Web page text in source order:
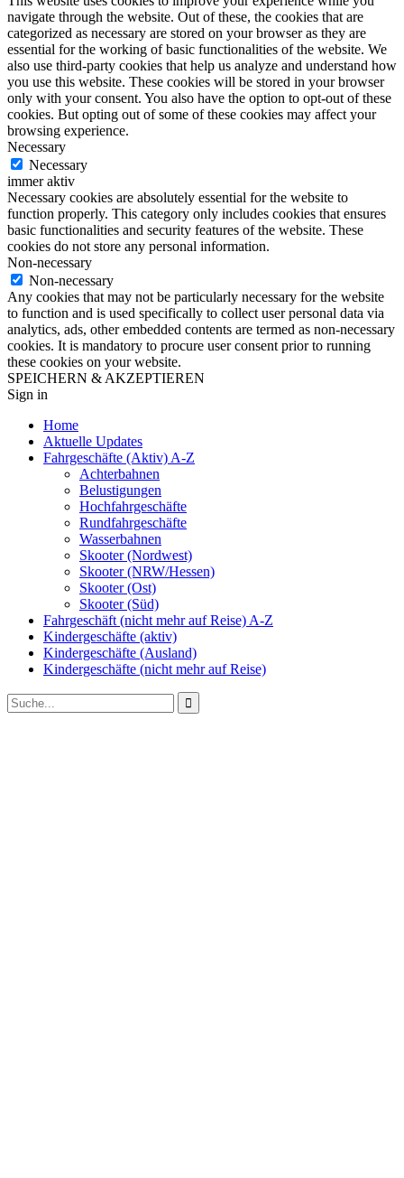
navigate through the website. Out of these, the cookies that are
categorized as necessary are stored on your browser as they are
essential for the working of basic functionalities of the website. We
also use third-party cookies that help us analyze and understand how
you use this website. These cookies will be stored in your browser
only with your consent. You also have the option to opt-out of these
cookies. But opting out of some of these cookies may affect your
browsing experience.
Necessary
Necessary
immer aktiv
Necessary cookies are absolutely essential for the website to
function properly. This category only includes cookies that ensures
basic functionalities and security features of the website. These
cookies do not store any personal information.
Non-necessary
Non-necessary
Any cookies that may not be particularly necessary for the website
to function and is used specifically to collect user personal data via
analytics, ads, other embedded contents are termed as non-necessary
cookies. It is mandatory to procure user consent prior to running
these cookies on your website.
SPEICHERN & AKZEPTIEREN
Sign in
Home
Aktuelle Updates
Fahrgeschäfte (Aktiv) A-Z
Achterbahnen
Belustigungen
Hochfahrgeschäfte
Rundfahrgeschäfte
Wasserbahnen
Skooter (Nordwest)
Skooter (NRW/Hessen)
Skooter (Ost)
Skooter (Süd)
Fahrgeschäft (nicht mehr auf Reise) A-Z
Kindergeschäfte (aktiv)
Kindergeschäfte (Ausland)
Kindergeschäfte (nicht mehr auf Reise)